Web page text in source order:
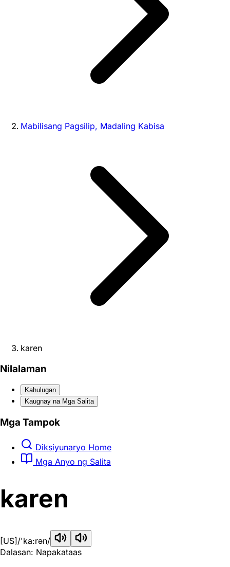
Mabilisang Pagsilip, Madaling Kabisa
karen
Nilalaman
Kahulugan
Kaugnay na Mga Salita
Mga Tampok
Diksiyunaryo Home
Mga Anyo ng Salita
karen
[US] /'ka:rən/
Dalasan: Napakataas